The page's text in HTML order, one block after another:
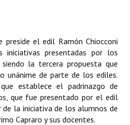
el edil Ramón Chiocconi
presentadas por los
siendo la tercera propuesta que
unánime de parte de los ediles.
establece el padrinazgo de
que fue presentado por el edil
de la iniciativa de los alumnos de
Capraro y sus docentes.